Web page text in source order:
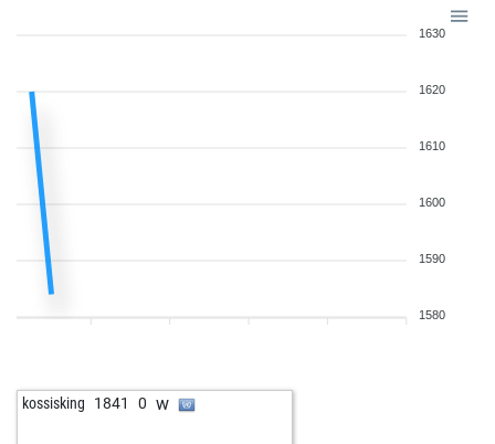
1630
1620
1610
1600
1590
1580
kossisking 1841 0 w